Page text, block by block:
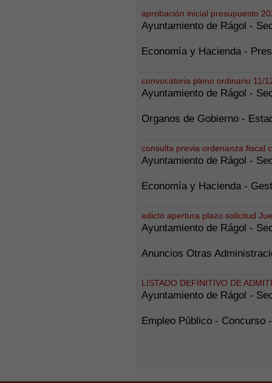
aprobación inicial presupuesto
Ayuntamiento de Rágol -
Economía y Hacienda -
convocatoria pleno ordinario 11/
Ayuntamiento de Rágol -
Organos de Gobierno -
consulta previa ordenanza fiscal
Ayuntamiento de Rágol -
Economía y Hacienda -
edicto apertura plazo solicitud
Ayuntamiento de Rágol -
Anuncios Otras
LISTADO DEFINITIVO DE
Ayuntamiento de Rágol -
Empleo Público - Concurso -